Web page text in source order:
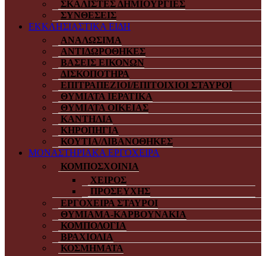
ΣΚΑΛΙΣΤΕΣ ΔΗΜΙΟΥΡΓΙΕΣ
ΣΥΝΘΕΣΕΙΣ
ΕΚΚΛΗΣΙΑΣΤΙΚΑ ΕΙΔΗ
ΑΝΑΛΩΣΙΜΑ
ΑΝΤΙΔΩΡΟΘΗΚΕΣ
ΒΑΣΕΙΣ ΕΙΚΟΝΩΝ
ΔΙΣΚΟΠΟΤΗΡΑ
ΕΠΙΤΡΑΠΕΖΙΟΙ/ΕΠΙΤΟΙΧΙΟΙ ΣΤΑΥΡΟΙ
ΘΥΜΙΑΤΑ ΙΕΡΑΤΙΚΑ
ΘΥΜΙΑΤΑ ΟΙΚΕΙΑΣ
ΚΑΝΤΗΛΙΑ
ΚΗΡΟΠΗΓΙΑ
ΚΟΥΤΙΑ/ΛΙΒΑΝΟΘΗΚΕΣ
ΜΟΝΑΣΤΗΡΙΑΚΑ ΕΡΓΟΧΕΙΡΑ
ΚΟΜΠΟΣΧΟΙΝΙΑ
ΧΕΙΡΟΣ
ΠΡΟΣΕΥΧΗΣ
ΕΡΓΟΧΕΙΡΑ ΣΤΑΥΡΟΙ
ΘΥΜΙΑΜΑ-ΚΑΡΒΟΥΝΑΚΙΑ
ΚΟΜΠΟΛΟΓΙΑ
ΒΡΑΧΙΟΛΙΑ
ΚΟΣΜΗΜΑΤΑ